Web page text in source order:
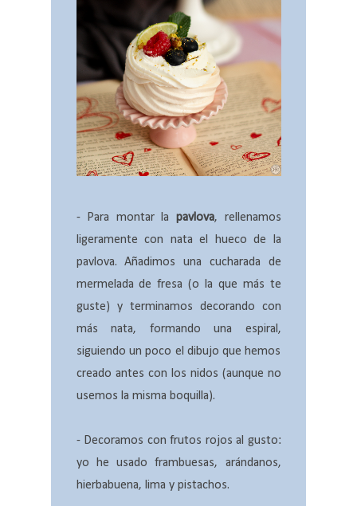
- Para montar la pavlova, rellenamos
ligeramente con nata el hueco de la
pavlova. Añadimos una cucharada de
mermelada de fresa (o la que más te
guste) y terminamos decorando con
más nata, formando una espiral,
siguiendo un poco el dibujo que hemos
creado antes con los nidos (aunque no
usemos la misma boquilla).
- Decoramos con frutos rojos al gusto:
yo he usado frambuesas, arándanos,
hierbabuena, lima y pistachos.